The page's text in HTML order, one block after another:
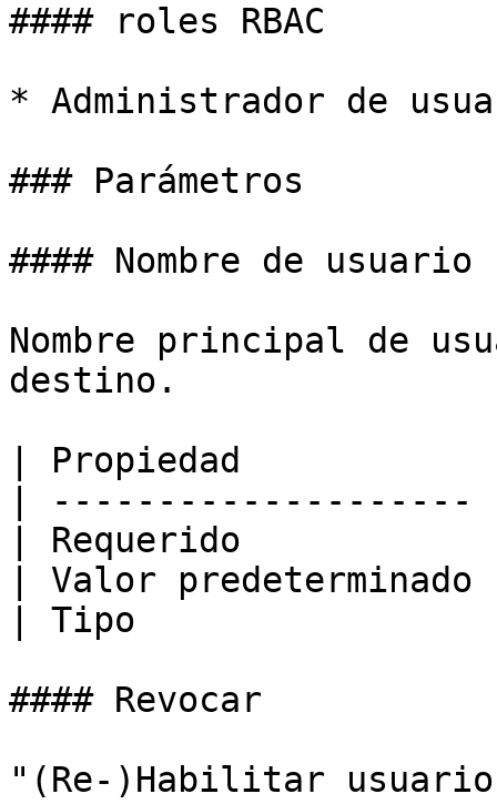
#### roles RBAC
* Administrador de
### Parámetros
#### Nombre de usuario
Nombre principal de
destino.
| Propiedad
|
| Requerido
| Valor
| Tipo                 |
#### Revocar
"(Re-)Habilitar